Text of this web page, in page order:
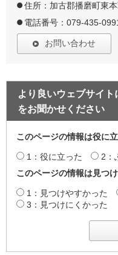
住所：加古郡播磨町東
電話番号：079-435-
お問い合わせ
より良いウェブサイ
をお聞かせください
このページの情報は役に
1：役に立った 2：
このページの情報は見つ
1：見つけやすかった
3：見つけにくかった